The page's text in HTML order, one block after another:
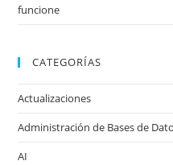
funcione
CATEGORÍAS
Actualizaciones
Administración de Bases de
AI